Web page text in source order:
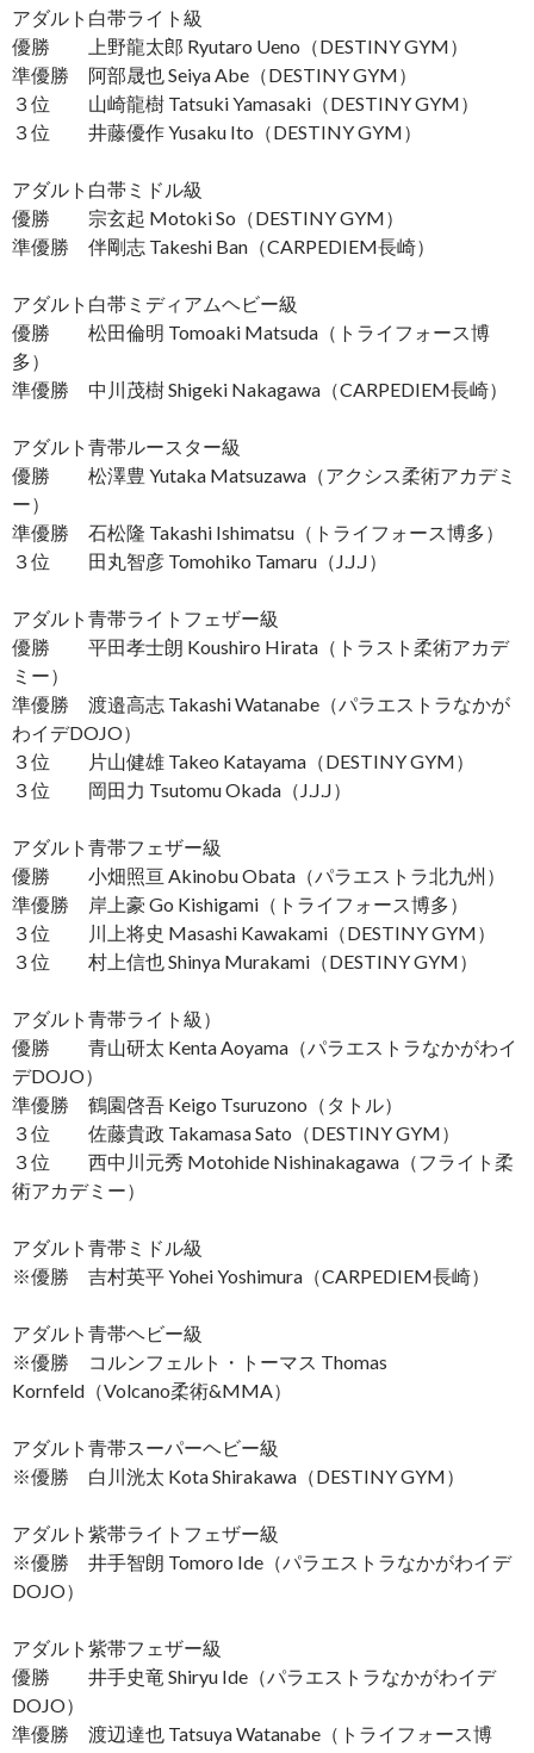
アダルト白帯ライト級
優勝 上野龍太郎 Ryutaro Ueno（DESTINY GYM）
準優勝 阿部晟也 Seiya Abe（DESTINY GYM）
３位 山崎龍樹 Tatsuki Yamasaki（DESTINY GYM）
３位 井藤優作 Yusaku Ito（DESTINY GYM）
アダルト白帯ミドル級
優勝 宗玄起 Motoki So（DESTINY GYM）
準優勝 伴剛志 Takeshi Ban（CARPEDIEM長崎）
アダルト白帯ミディアムヘビー級
優勝 松田倫明 Tomoaki Matsuda（トライフォース博
多）
準優勝 中川茂樹 Shigeki Nakagawa（CARPEDIEM長崎）
アダルト青帯ルースター級
優勝 松澤豊 Yutaka Matsuzawa（アクシス柔術アカデミ
ー）
準優勝 石松隆 Takashi Ishimatsu（トライフォース博多）
３位 田丸智彦 Tomohiko Tamaru（J.J.J）
アダルト青帯ライトフェザー級
優勝 平田孝士朗 Koushiro Hirata（トラスト柔術アカデ
ミー）
準優勝 渡邉高志 Takashi Watanabe（パラエストラなかが
わイデDOJO）
３位 片山健雄 Takeo Katayama（DESTINY GYM）
３位 岡田力 Tsutomu Okada（J.J.J）
アダルト青帯フェザー級
優勝 小畑照亘 Akinobu Obata（パラエストラ北九州）
準優勝 岸上豪 Go Kishigami（トライフォース博多）
３位 川上将史 Masashi Kawakami（DESTINY GYM）
３位 村上信也 Shinya Murakami（DESTINY GYM）
アダルト青帯ライト級）
優勝 青山研太 Kenta Aoyama（パラエストラなかがわイ
デDOJO）
準優勝 鶴園啓吾 Keigo Tsuruzono（タトル）
３位 佐藤貴政 Takamasa Sato（DESTINY GYM）
３位 西中川元秀 Motohide Nishinakagawa（フライト柔
術アカデミー）
アダルト青帯ミドル級
※優勝 吉村英平 Yohei Yoshimura（CARPEDIEM長崎）
アダルト青帯ヘビー級
※優勝 コルンフェルト・トーマス Thomas
Kornfeld（Volcano柔術&MMA）
アダルト青帯スーパーヘビー級
※優勝 白川洸太 Kota Shirakawa（DESTINY GYM）
アダルト紫帯ライトフェザー級
※優勝 井手智朗 Tomoro Ide（パラエストラなかがわイデ
DOJO）
アダルト紫帯フェザー級
優勝 井手史竜 Shiryu Ide（パラエストラなかがわイデ
DOJO）
準優勝 渡辺達也 Tatsuya Watanabe（トライフォース博